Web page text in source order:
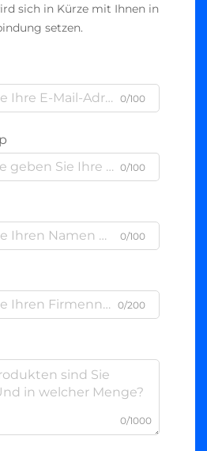
sich in Kürze mit Ihnen in
setzen.
0/100
0/100
0/100
0/200
0/1000